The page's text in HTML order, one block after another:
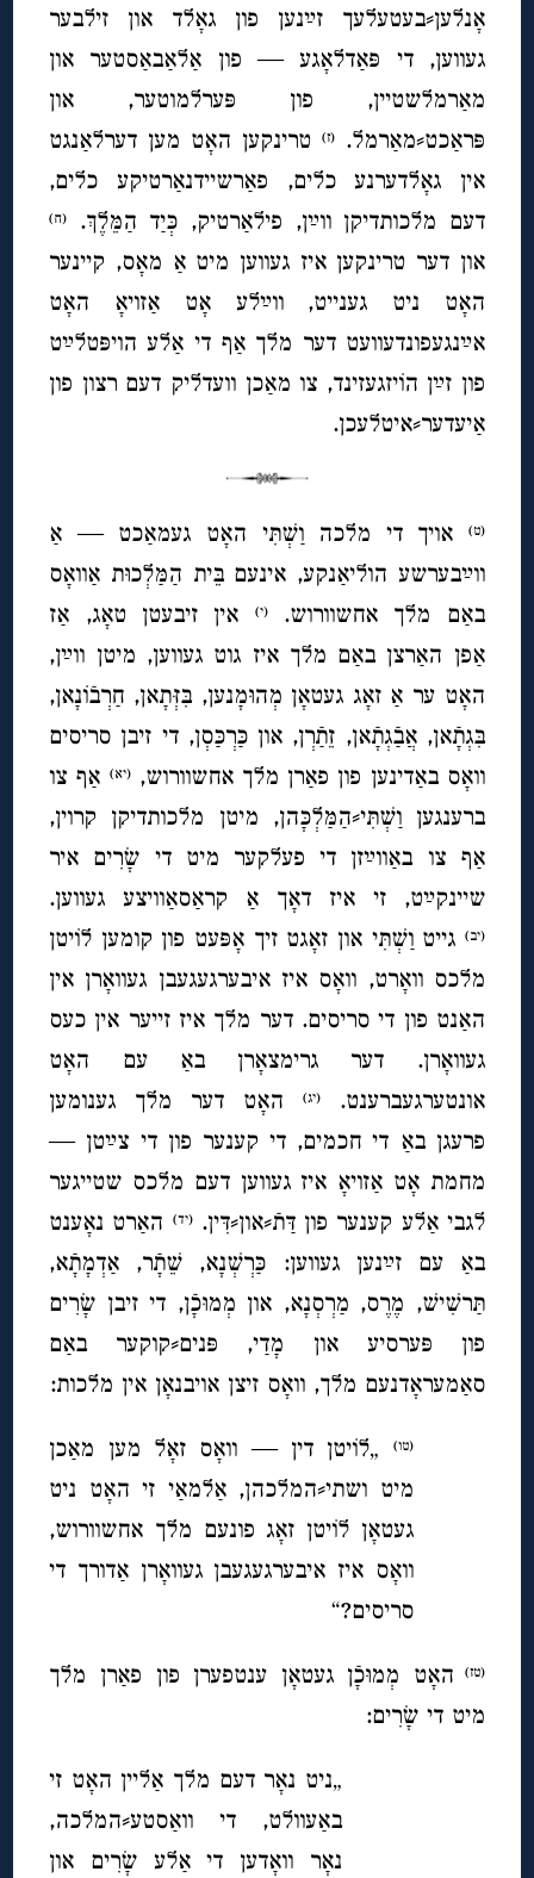
אָנלען⸗בעטעלעך זײַנען פון גאָלד און זילבער
געווען, די פּאַדלאָגע — פון אַלאַבאַסטער און
מאַרמלשטײן, פון פּערלמוטער, און
פּראַכט⸗מאַרמל.(ז) טרינקען האָט מען דערלאַנגט
אין גאָלדערנע כלים, פאַרשיידנאַרטיקע כלים,
דעם מלכותדיקן ווײַן, פילאַרטיק, כְּיַד הַמֵּלֶךְ.
(ח)
און דער טרינקען איז געווען מיט אַ מאָס, קיינער
האָט ניט גענייט, ווײַלע אָט אַזויאָ האָט
אײַנגעפונדעוועט דער מלך אַף די אַלע הויפּטלײַט
פון זײַן הוֹיזגעזינד, צו מאַכן וועדליק דעם רצון פון
אַיעדער⸗איטלעכן.
(ט)
אויך די מלכה וַשְׁתִּי האָט געמאַכט — אַ
ווײַבערשע הוליאַנקע, אינעם בֵּית הַמַּלְכוּת אַוואָס
באַם מלך אחשוורוש.(י)
אין זיבעטן טאָג, אַז
אַפן האַרצן באַם מלך איז גוט געווען, מיטן ווײַן,
האָט ער אַ זאָג געטאָן מְהוּמָנען, בִּזְּתָאן, חַרְבֿוֹנָאן,
בִּגְתָֿאן, אֲבַֿגְתָֿאן, זֵתַֿרְן, און כַּרְכַּסְן, די זיבן סריסים
וואָס באַדינען פון פאַרן מלך אחשוורוש,(יא) אַף צו
ברענגען וַשְׁתִּי⸗הַמַּלְכָּהן, מיטן מלכותדיקן קרוין,
אַף צו באַווײַזן די פעלקער מיט די שָׂרִים איר
שיינקײַט, זי איז דאָך אַ קראַסאַוויצע געווען.
(יב) גייט וַשְׁתִּי און זאָגט זיך אָפּעט פון קומען לוֹיטן
מלכס וואָרט, וואָס איז איבערגעגעבן געוואָרן אין
האַנט פון די סריסים. דער מלך איז זייער אין כעס
געוואָרן. דער גרימצאָרן באַ עם האָט
אונטערגעברענט.(יג)
האָט דער מלך גענומען
פרעגן באַ די חכמים, די קענער פון די צײַטן —
מחמת אָט אַזויאָ איז געווען דעם מלכס שטייגער
לגבי אַלע קענער פון דַּתֿ⸗און⸗דִּין.(יד) האַרט נאָענט
באַ עם זײַנען געווען: כַּרְשְׁנָא, שֵׁתָֿר, אַדְמָתָֿא,
תַּרשִׁישׁ, מֶֽרֶס, מַרְסְנָא, און מְמוּכָֿן, די זיבן שָׂרִים
פון פּערסיע און מָדַי, פּנים⸗קוקער באַם
סאַמעראָדנעם מלך, וואָס זיצן אויבנאָן אין מלכות:
(טו)
„לוֹיטן דין — וואָס זאָל מען מאַכן
מיט ושתי⸗המלכהן, אַלמאַי זי האָט ניט
געטאָן לוֹיטן זאָג פונעם מלך אחשוורוש,
וואָס איז איבערגעגעבן געוואָרן אַדורך די
סריסים?“
(טז) האָט מְמוּכָֿן געטאָן ענטפערן פון פאַרן מלך
מיט די שָׂרִים:
„ניט נאָר דעם מלך אַליין האָט זי
באַעוולט, די וואַסטע⸗המלכה,
נאָר וואָדען די אַלע שָׂרִים און